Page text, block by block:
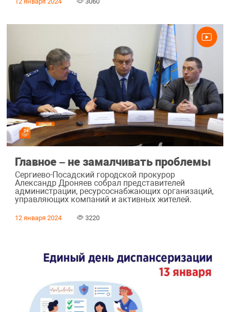
Главное – не замалчивать проблемы
Сергиево-Посадский городской прокурор
Александр Дроняев собрал представителей
администрации, ресурсоснабжающих организаций,
управляющих компаний и активных жителей.
12 января 2024 3220